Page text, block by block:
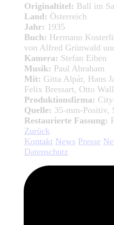
Originaltitel: Ball im
Land: Österreich
Jahr: 1935
Buch: Hermann
von Alfred Grünwald
Kamera: Stefan Eiben
Musik: Paul Abraham
Mit: Gitta Alpár, Hans
Felix Bressart, Otto
Produktionsfirma:
Quelle: 35-mm-Positiv,
Restaurierte Fassung:
Zurück
Kontakt News Presse
Datenschutz